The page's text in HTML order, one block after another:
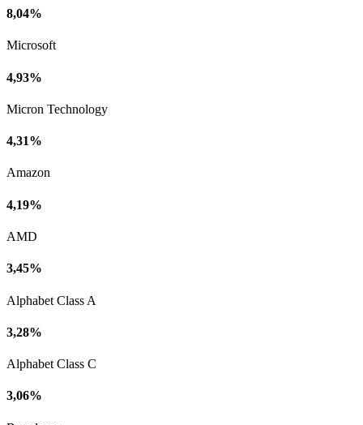
8,04%
Microsoft
4,93%
Micron Technology
4,31%
Amazon
4,19%
AMD
3,45%
Alphabet Class A
3,28%
Alphabet Class C
3,06%